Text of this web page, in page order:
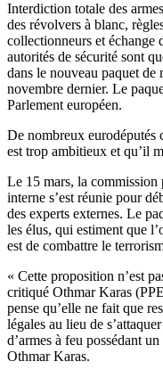
Interdiction totale des
des révolvers à blanc,
collectionneurs et échange
autorités de sécurité sont
dans le nouveau paquet de
novembre dernier. Le
Parlement européen.
De nombreux eurodéputés
est trop ambitieux et qu’il
Le 15 mars, la commission
interne s’est réunie pour
des experts externes. Le
les élus, qui estiment que
est de combattre le
« Cette proposition n’est
critiqué Othmar Karas
pense qu’elle ne fait que
légales au lieu de
d’armes à feu possédant
Othmar Karas.